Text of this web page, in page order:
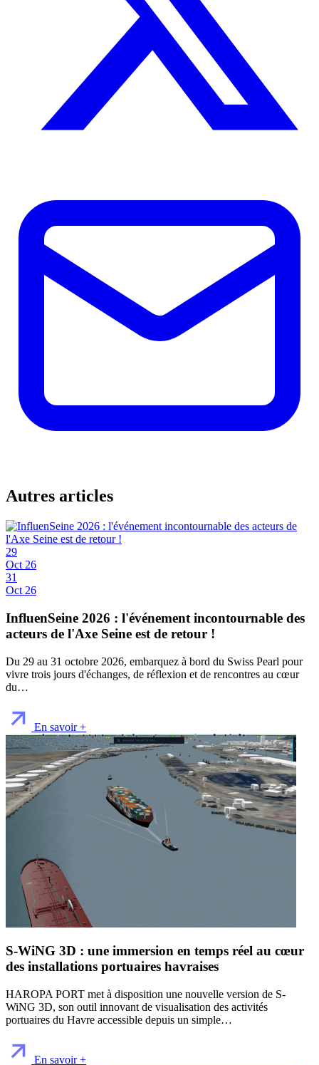
Autres articles
29
Oct 26
31
Oct 26
InfluenSeine 2026 : l'événement incontournable des
acteurs de l'Axe Seine est de retour !
Du 29 au 31 octobre 2026, embarquez à bord du Swiss Pearl pour
vivre trois jours d'échanges, de réflexion et de rencontres au cœur
du…
En savoir +
S-WiNG 3D : une immersion en temps réel au cœur
des installations portuaires havraises
HAROPA PORT met à disposition une nouvelle version de S-
WiNG 3D, son outil innovant de visualisation des activités
portuaires du Havre accessible depuis un simple…
En savoir +